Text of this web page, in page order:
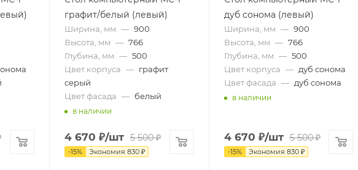
графит/белый (левый)
Ширина, мм — 900
Высота, мм — 766
Глубина, мм — 500
Цвет корпуса — графит
серый
Цвет фасада — белый
в наличии
4 670 ₽/шт 5 500₽
-15% Экономия 830₽
дуб сонома (левый)
Ширина, мм — 900
Высота, мм — 766
Глубина, мм — 500
Цвет корпуса — дуб сонома
Цвет фасада — дуб сонома
в наличии
4 670 ₽/шт 5 500₽
-15% Экономия 830₽